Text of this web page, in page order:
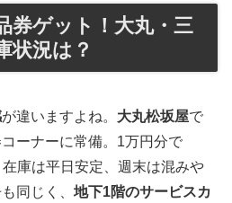
券ゲット！大丸・三
状況は？
が違いますよね。 大丸松坂屋で
ーナーに常備。1万円分で
庫は平日安定、週末は混みや
同じく、 地下1階のサービスカ